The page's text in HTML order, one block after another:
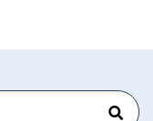
Sök